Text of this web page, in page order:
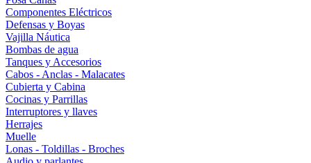
Componentes Eléctricos
Defensas y Boyas
Vajilla Náutica
Bombas de agua
Tanques y Accesorios
Cabos - Anclas - Malacates
Cubierta y Cabina
Cocinas y Parrillas
Interruptores y llaves
Herrajes
Muelle
Lonas - Toldillas - Broches